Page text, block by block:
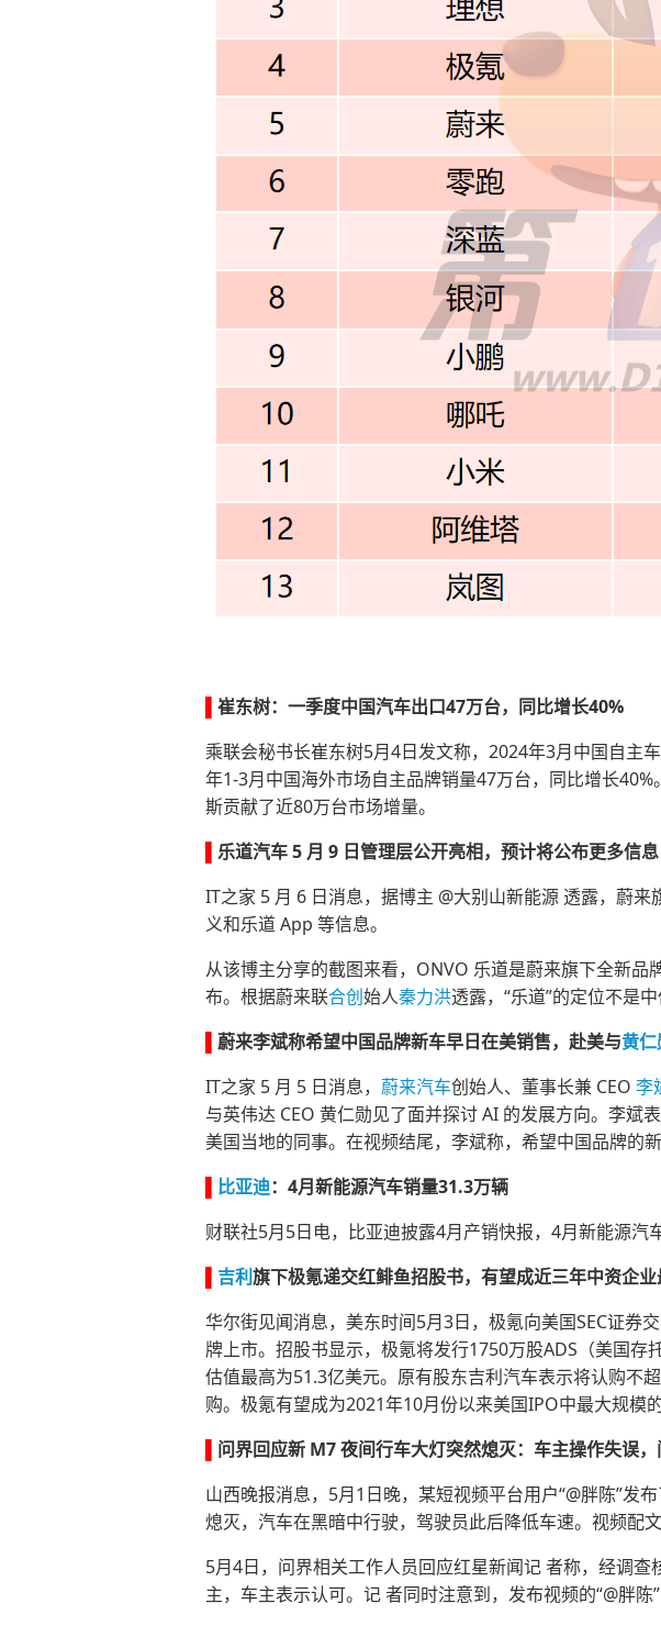
崔东树：一季度中国汽车出口47万台，同比增长40%
乘联会秘书长崔东树5月4日发文称，2024年3月中国自主
年1-3月中国海外市场自主品牌销量47万台，同比增长
斯贡献了近80万台市场增量。
乐道汽车 5 月 9 日管理层公开亮相，预计将公布更多信息
IT之家 5 月 6 日消息，据博主 @大别山新能源 透露，蔚
义和乐道 App 等信息。
从该博主分享的截图来看，ONVO 乐道是蔚来旗下全新品
布。根据蔚来联合创始人秦力洪透露，“乐道”的定位不是
蔚来李斌称希望中国品牌新车早日在美销售，赴美与黄仁
IT之家 5 月 5 日消息， 蔚来汽车创始人、董事长兼 CEO 李
与英伟达 CEO 黄仁勋见了面并探讨 AI 的发展方向。李
美国当地的同事。在视频结尾，李斌称，希望中国品牌的
比亚迪：4月新能源汽车销量31.3万辆
财联社5月5日电，比亚迪披露4月产销快报，4月新能源汽
吉利旗下极氪递交红鲱鱼招股书，有望成近三年中资企
华尔街见闻消息，美东时间5月3日，极氪向美国SEC证券
牌上市。招股书显示，极氪将发行1750万股ADS（美国
估值最高为51.3亿美元。原有股东吉利汽车表示将认购不超
购。极氪有望成为2021年10月份以来美国IPO中最大规模的
问界回应新 M7 夜间行车大灯突然熄灭：车主操作失误
山西晚报消息，5月1日晚，某短视频平台用户“@胖陈”发
熄灭，汽车在黑暗中行驶，驾驶员此后降低车速。视频配
5月4日，问界相关工作人员回应红星新闻记 者称，经调
主，车主表示认可。记 者同时注意到，发布视频的“@胖陈